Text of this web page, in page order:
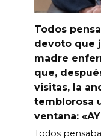
Todos
devoto que
madre
que,
visitas, la
temblorosa
ventana:
Todos